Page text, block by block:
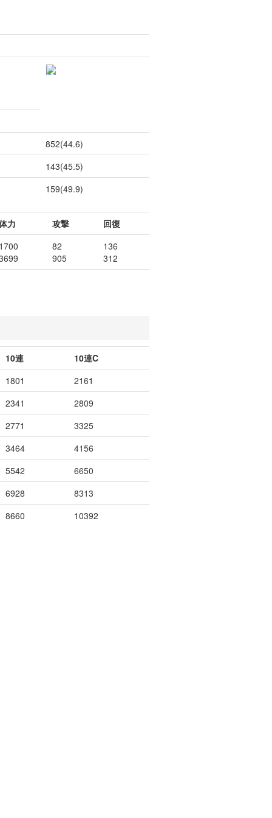
852(44.6)
143(45.5)
159(49.9)
力 攻撃
回復
82
905
136
312
10連
10連C
1801
2161
2341
2809
2771
3325
3464
4156
5542
6650
6928
8313
8660
10392